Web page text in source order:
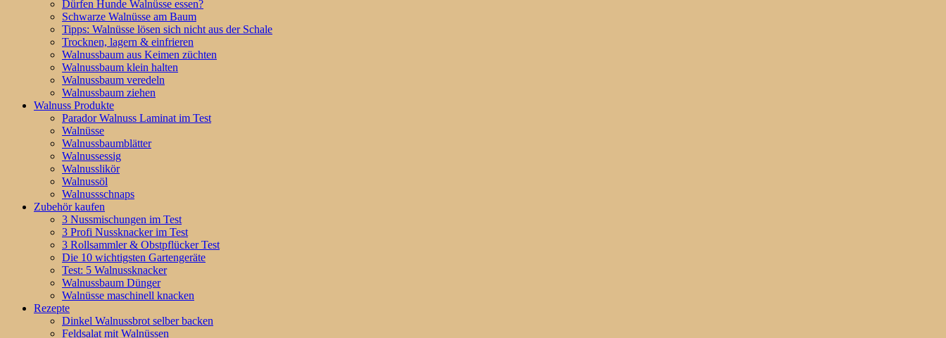
Dürfen Hunde Walnüsse essen?
Schwarze Walnüsse am Baum
Tipps: Walnüsse lösen sich nicht aus der Schale
Trocknen, lagern & einfrieren
Walnussbaum aus Keimen züchten
Walnussbaum klein halten
Walnussbaum veredeln
Walnussbaum ziehen
Walnuss Produkte
Parador Walnuss Laminat im Test
Walnüsse
Walnussbaumblätter
Walnussessig
Walnusslikör
Walnussöl
Walnussschnaps
Zubehör kaufen
3 Nussmischungen im Test
3 Profi Nussknacker im Test
3 Rollsammler & Obstpflücker Test
Die 10 wichtigsten Gartengeräte
Test: 5 Walnussknacker
Walnussbaum Dünger
Walnüsse maschinell knacken
Rezepte
Dinkel Walnussbrot selber backen
Feldsalat mit Walnüssen